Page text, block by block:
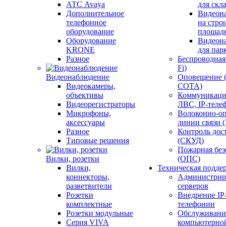
АТС Avaya
Дополнительное
телефонное
оборудование
Оборудование
KRONE
Разное
Видеонаблюдение
Видеокамеры,
объективы
Видеорегистраторы
Микрофоны,
аксессуары
Разное
Типовые решения
Вилки, розетки
Вилки,
коннекторы,
разветвители
Розетки
комплектные
Розетки модульные
Серия VIVA
для
на
для
Fi)
СОТА)
ЛВС, IP-
Волоконно-
линии
Контроль
(СКУД)
Пожарная
(ОПС)
Техническая
серверов
Внедрение
телефонии